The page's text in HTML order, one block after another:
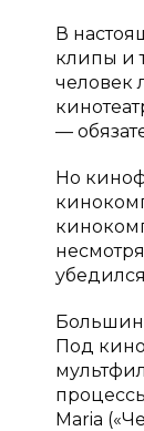
В
клипы и
человек
—
Но
Под
Maria